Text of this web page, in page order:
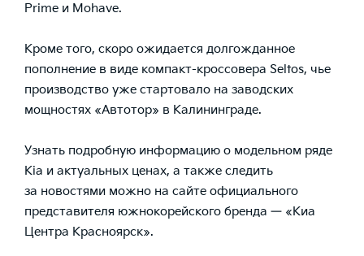
Prime и Mohave.
Кроме того, скоро ожидается долгожданное
пополнение в виде компакт-кроссовера Seltos, чье
производство уже стартовало на заводских
мощностях «Автотор» в Калининграде.
Узнать подробную информацию о модельном ряде
Kia и актуальных ценах, а также следить
за новостями можно на сайте официального
представителя южнокорейского бренда — «Киа
Центра Красноярск».